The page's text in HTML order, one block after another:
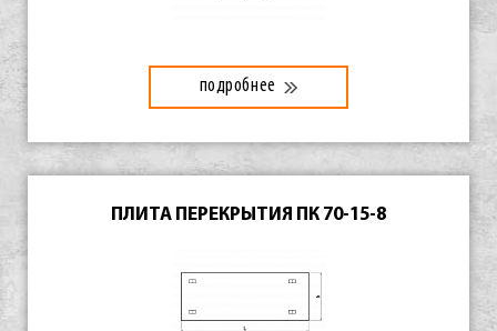
подробнее
ПЛИТА ПЕРЕКРЫТИЯ ПК 70-15-8